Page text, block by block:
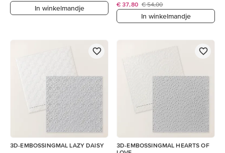
In winkelmandje € 37,80 € 54,00
In winkelmandje
3D-EMBOSSINGMAL LAZY DAISY
3D-EMBOSSINGMAL HEARTS OF